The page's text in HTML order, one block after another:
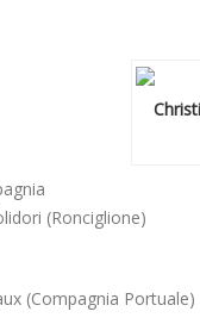
(Ronciglione)
(Compagnia Portuale)